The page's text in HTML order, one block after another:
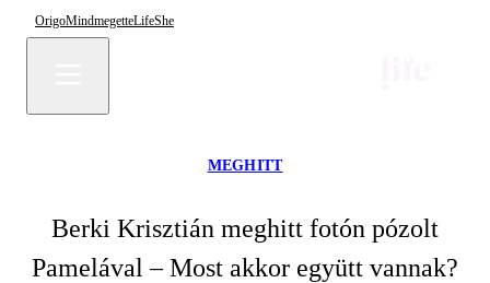
OrigoMindmegetteLifeShe
MEGHITT
Berki Krisztián meghitt fotón pózolt
Pamelával – Most akkor együtt vannak?